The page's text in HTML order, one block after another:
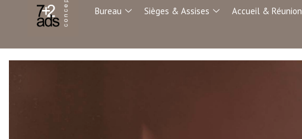
Bureau Sièges & Assises Accueil & Réunion